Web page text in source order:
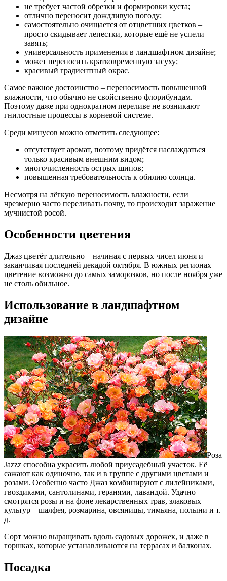
не требует частой обрезки и формировки куста;
отлично переносит дождливую погоду;
самостоятельно очищается от отцветших цветков –
просто скидывает лепестки, которые ещё не успели
завять;
универсальность применения в ландшафтном дизайне;
может переносить кратковременную засуху;
красивый градиентный окрас.
Самое важное достоинство – переносимость повышенной
влажности, что обычно не свойственно флорибундам.
Поэтому даже при однократном переливе не возникают
гнилостные процессы в корневой системе.
Среди минусов можно отметить следующее:
отсутствует аромат, поэтому придётся наслаждаться
только красивым внешним видом;
многочисленность острых шипов;
повышенная требовательность к обилию солнца.
Несмотря на лёгкую переносимость влажности, если
чрезмерно часто переливать почву, то происходит заражение
мучнистой росой.
Особенности цветения
Джаз цветёт длительно – начиная с первых чисел июня и
заканчивая последней декадой октября. В южных регионах
цветение возможно до самых заморозков, но после ноября уже
не столь обильное.
Использование в ландшафтном
дизайне
Роза
Jazzz способна украсить любой приусадебный участок. Её
сажают как одиночно, так и в группе с другими цветами и
розами. Особенно часто Джаз комбинируют с лилейниками,
гвоздиками, сантолинами, геранями, лавандой. Удачно
смотрятся розы и на фоне лекарственных трав, злаковых
культур – шалфея, розмарина, овсяницы, тимьяна, полыни и т.
д.
Сорт можно выращивать вдоль садовых дорожек, и даже в
горшках, которые устанавливаются на террасах и балконах.
Посадка